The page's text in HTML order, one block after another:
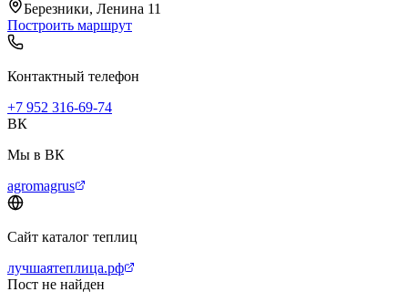
Березники, Ленина 11
Построить маршрут
Контактный телефон
+7 952 316-69-74
ВК
Мы в ВК
agromagrus
Сайт каталог теплиц
лучшаятеплица.рф
Пост не найден